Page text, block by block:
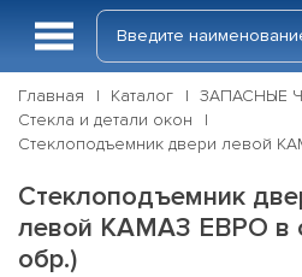
Главная Каталог ЗАПАСНЫЕ
Стекла и детали окон
Стеклоподъемник двери левой
Стеклоподъемник
левой КАМАЗ ЕВРО в
обр.)